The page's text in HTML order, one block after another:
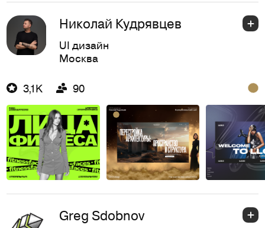
Николай Кудрявцев
UI дизайн
Москва
3,1K 90
Greg Sdobnov